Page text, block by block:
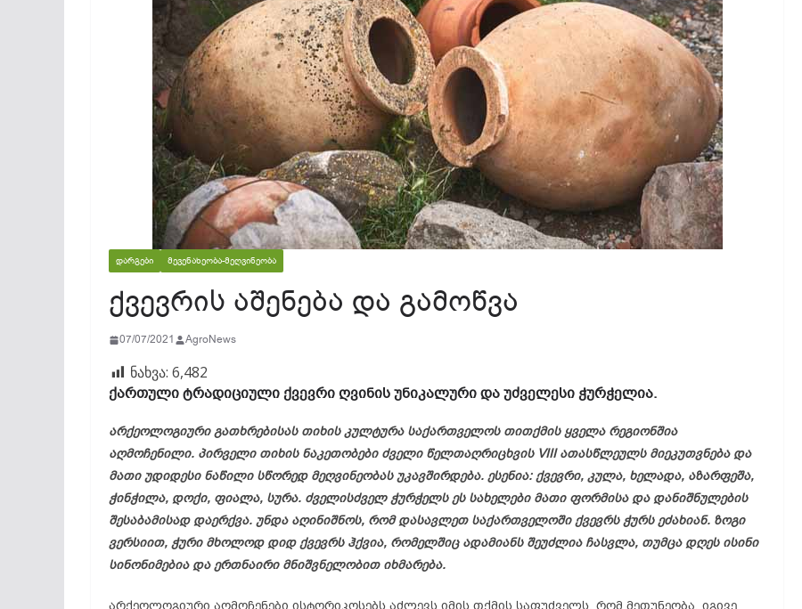
ᲓᲐᲠᲒᲔᲑᲘ ᲛᲔᲕᲔᲜᲐᲮᲔᲝᲑᲐ-ᲛᲔᲦᲕᲘᲜᲔᲝᲑᲐ
ქვევრის აშენება და გამოწვა
07/07/2021 AgroNews
ნახვა: 6,482
ქართული ტრადიციული ქვევრი ღვინის უნიკალური და უძველესი ჭურჭელია.
არქეოლოგიური გათხრებისას თიხის კულტურა საქართველოს თითქმის ყველა რეგიონშია
აღმოჩენილი. პირველი თიხის ნაკეთობები ძველი წელთაღრიცხვის VIII ათასწლეულს მიეკუთვნება და
მათი უდიდესი ნაწილი სწორედ მეღვინეობას უკავშირდება. ესენია: ქვევრი, კულა, ხელადა, აზარფეშა,
ჭინჭილა, დოქი, ფიალა, სურა. ძველისძველ ჭურჭელს ეს სახელები მათი ფორმისა და დანიშნულების
შესაბამისად დაერქვა. უნდა აღინიშნოს, რომ დასავლეთ საქართველოში ქვევრს ჭურს ეძახიან. ზოგი
ვერსიით, ჭური მხოლოდ დიდ ქვევრს ჰქვია, რომელშიც ადამიანს შეუძლია ჩასვლა, თუმცა დღეს ისინი
სინონიმებია და ერთნაირი მნიშვნელობით იხმარება.